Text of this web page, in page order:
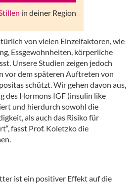
in deiner Region
von vielen Einzelfaktoren, wie
Essgewohnheiten, körperliche
Unsere Studien zeigen jedoch
vor dem späteren Auftreten von
schützt. Wir gehen davon aus,
des Hormons IGF (insulin like
und hierdurch sowohl die
als auch das Risiko für
fasst Prof. Koletzko die
ist ein positiver Effekt auf die